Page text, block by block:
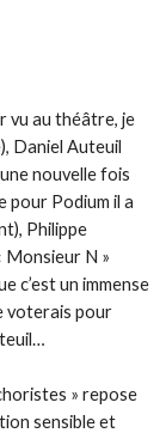
vu au théâtre, je
Daniel Auteuil
nouvelle fois
pour Podium il a
Philippe
N »
c’est un immense
voterais pour
» repose
sensible et